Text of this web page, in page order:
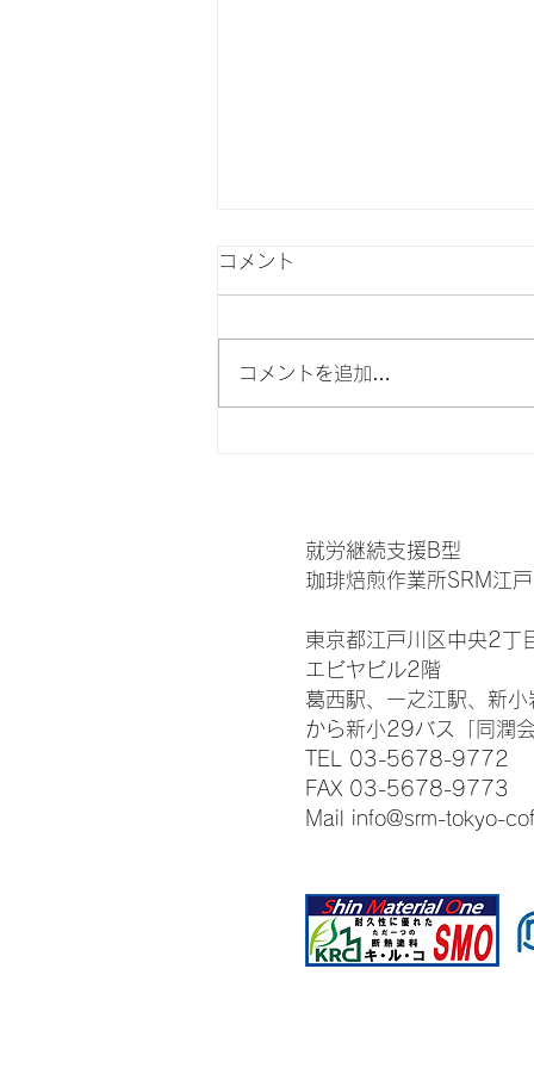
コメント
コメントを追加…
就労継続支援B型
珈琲焙煎作業所SRM江
東京都江戸川区中央2丁
エビヤビル2階
葛西駅、一之江駅、新小
から新小29バス「同潤
TEL 03-5678-9772‬
FAX 03-5678-9773
Mail info@srm-tokyo-